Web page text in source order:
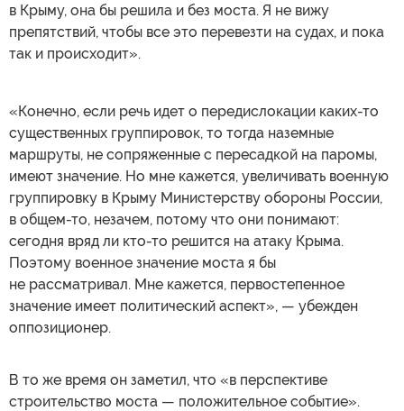
в Крыму, она бы решила и без моста. Я не вижу
препятствий, чтобы все это перевезти на судах, и пока
так и происходит».
«Конечно, если речь идет о передислокации каких-то
существенных группировок, то тогда наземные
маршруты, не сопряженные с пересадкой на паромы,
имеют значение. Но мне кажется, увеличивать военную
группировку в Крыму Министерству обороны России,
в общем-то, незачем, потому что они понимают:
сегодня вряд ли кто-то решится на атаку Крыма.
Поэтому военное значение моста я бы
не рассматривал. Мне кажется, первостепенное
значение имеет политический аспект», — убежден
оппозиционер.
В то же время он заметил, что «в перспективе
строительство моста — положительное событие».